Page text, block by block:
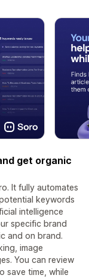
get organic
It fully automates
keywords
intelligence
specific brand
and on brand.
image
You can review
save time, while